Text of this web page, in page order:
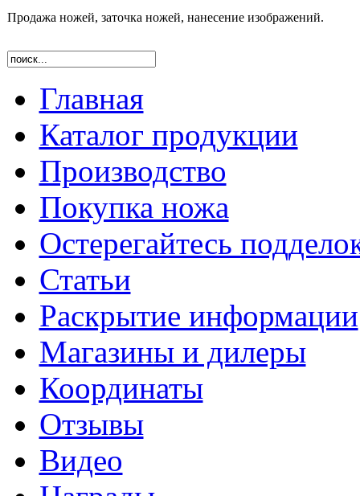
Продажа ножей, заточка ножей, нанесение изображений.
Главная
Каталог продукции
Производство
Покупка ножа
Остерегайтесь
Статьи
Раскрытие информации
Магазины и дилеры
Координаты
Отзывы
Видео